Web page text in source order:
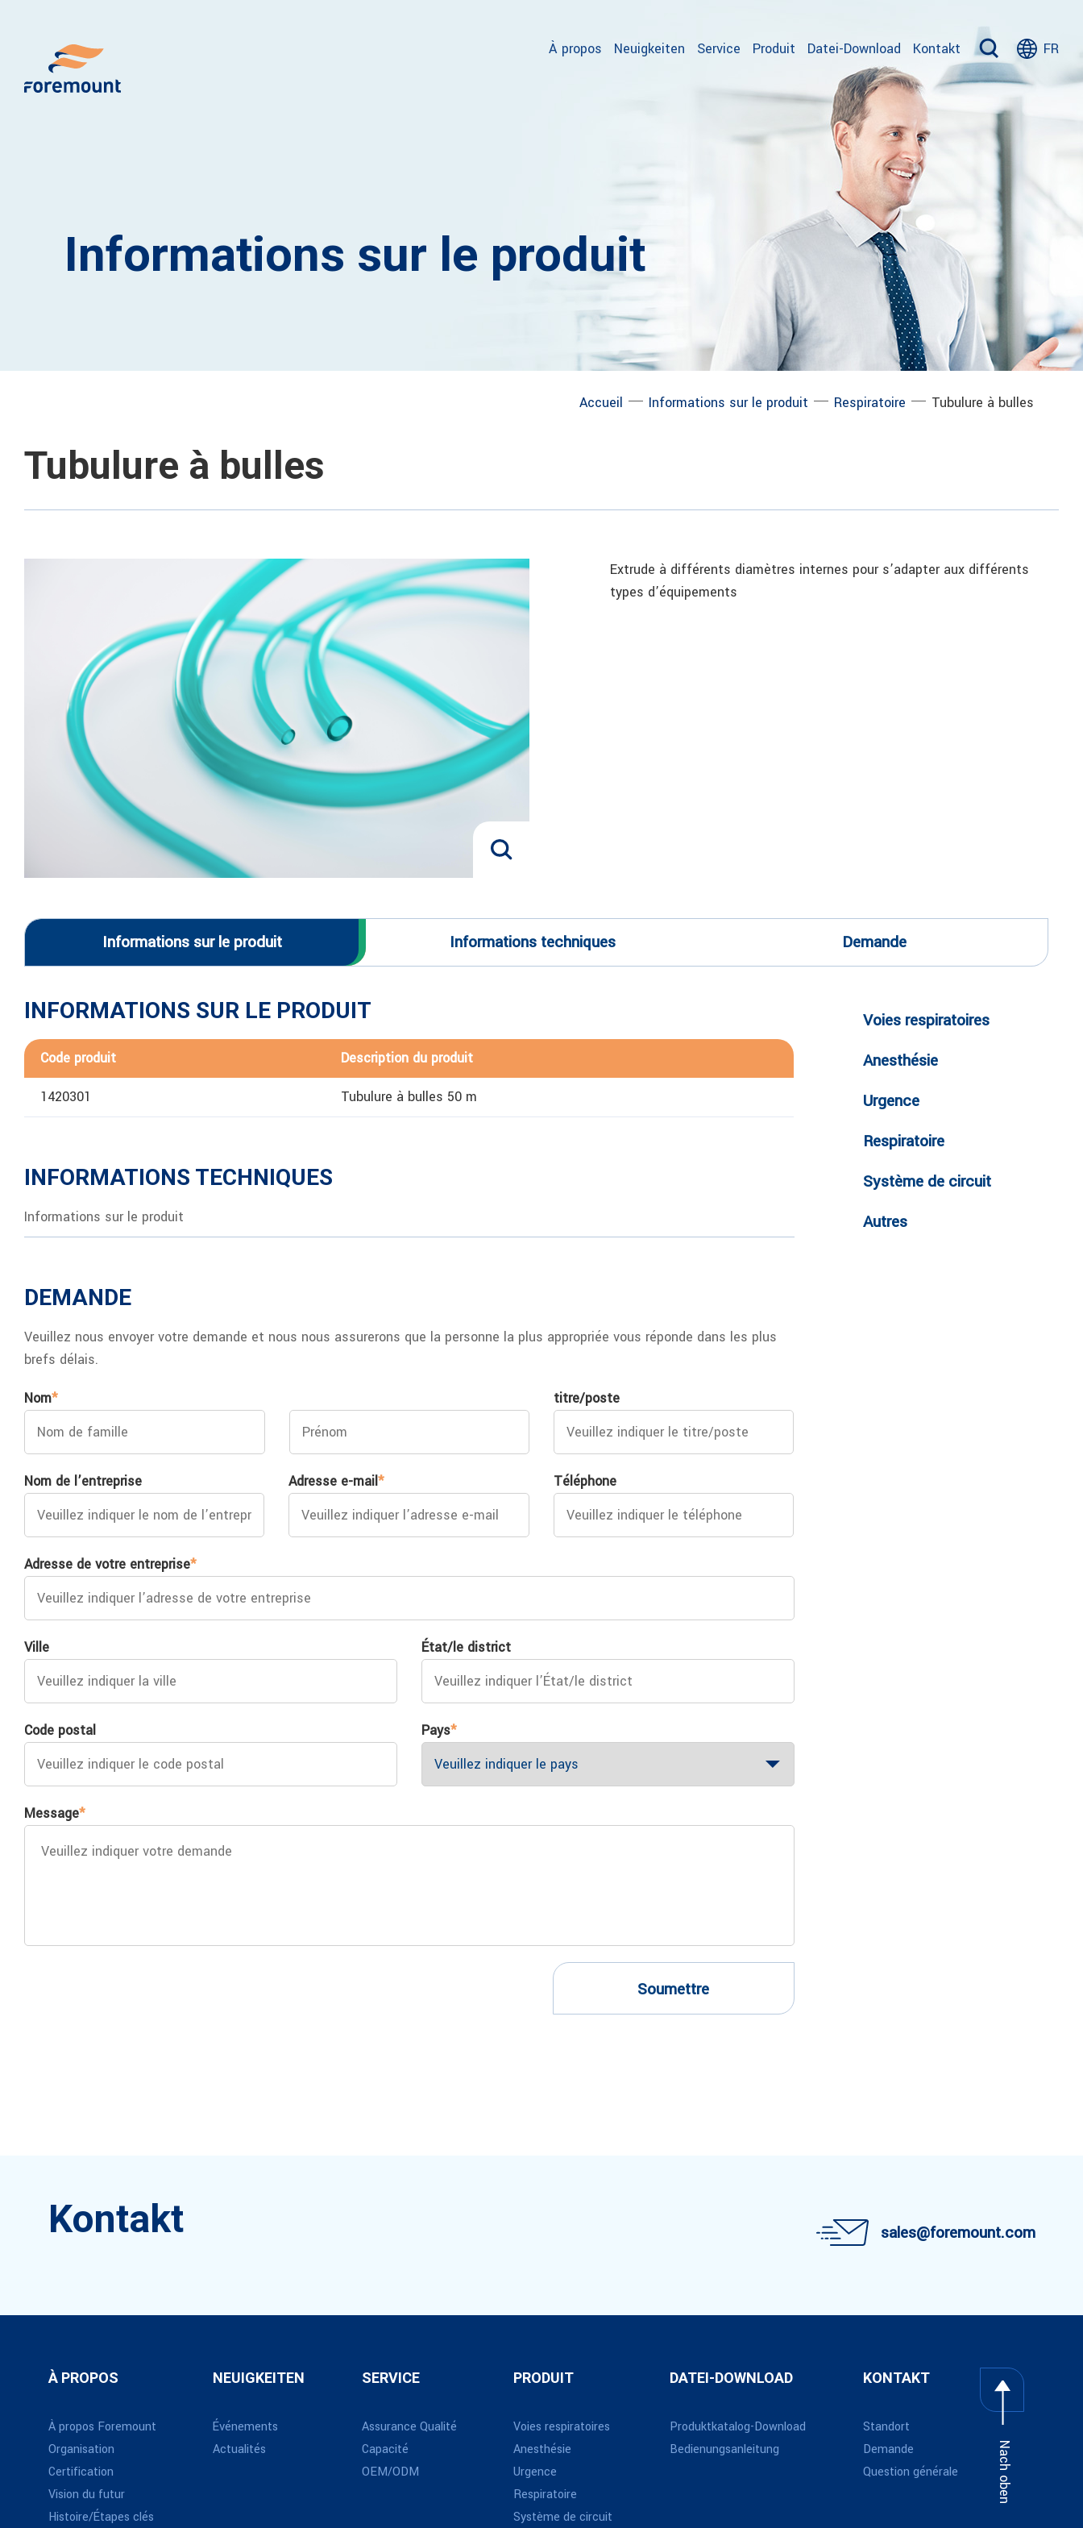
À propos Neuigkeiten Service Produit Datei-Download Kontakt FR
Informations sur le produit
Accueil ─ Informations sur le produit ─ Respiratoire ─ Tubulure à bulles
Tubulure à bulles
Extrude à différents diamètres internes pour s’adapter aux différents
types d’équipements
Informations sur le produit Informations techniques Demande
INFORMATIONS SUR LE PRODUIT
Code produit Description du produit
1420301 Tubulure à bulles 50 m
INFORMATIONS TECHNIQUES
Informations sur le produit
DEMANDE
Veuillez nous envoyer votre demande et nous nous assurerons que la personne la plus appropriée vous réponde dans les plus
brefs délais.
Nom* titre/poste
Nom de l’entreprise Adresse e-mail* Téléphone
Adresse de votre entreprise*
Ville État/le district
Code postal Pays*
Message*
Soumettre
Voies respiratoires
Anesthésie
Urgence
Respiratoire
Système de circuit
Autres
Kontakt sales@foremount.com
À PROPOS
À propos Foremount
Organisation
Certification
Vision du futur
Histoire/Étapes clés
NEUIGKEITEN
Événements
Actualités
SERVICE
Assurance Qualité
Capacité
OEM/ODM
PRODUIT
Voies respiratoires
Anesthésie
Urgence
Respiratoire
Système de circuit
DATEI-DOWNLOAD
Produktkatalog-Download
Bedienungsanleitung
KONTAKT
Standort
Demande
Question générale
Nach oben